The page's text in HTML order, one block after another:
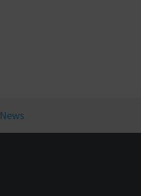
News